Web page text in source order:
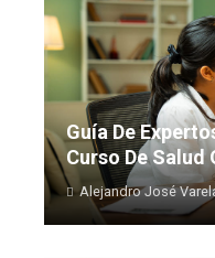
Guía De
Curso De Salud
Alejandro José